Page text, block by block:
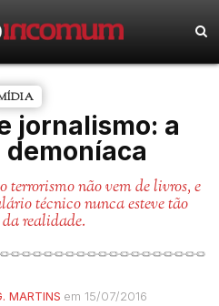
jornalismo: a
terrorismo não vem de livros, e
técnico nunca esteve tão
realidade.
MARTINS em 15/07/2016